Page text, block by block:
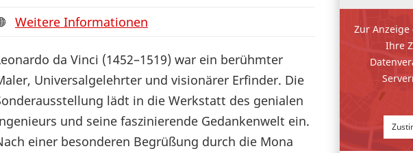
Zur
Ihre
Weitere Informationen
da Vinci (1452–1519) war ein berühmter
Universalgelehrter und visionärer Erfinder. Die
lädt in die Werkstatt des genialen
und seine faszinierende Gedankenwelt ein.
einer besonderen Begrüßung durch die Mona